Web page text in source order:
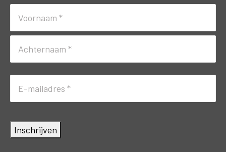
mailadres (Vereist)
Inschrijven